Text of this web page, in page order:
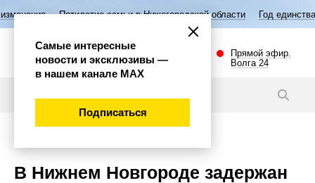
семьи в Нижегородской области Год единства народов России
Прямой эфир.
Волга 24
В Нижнем Новгороде задержан
Самые интересные
новости и эксклюзивы —
в нашем канале МАХ
Подписаться